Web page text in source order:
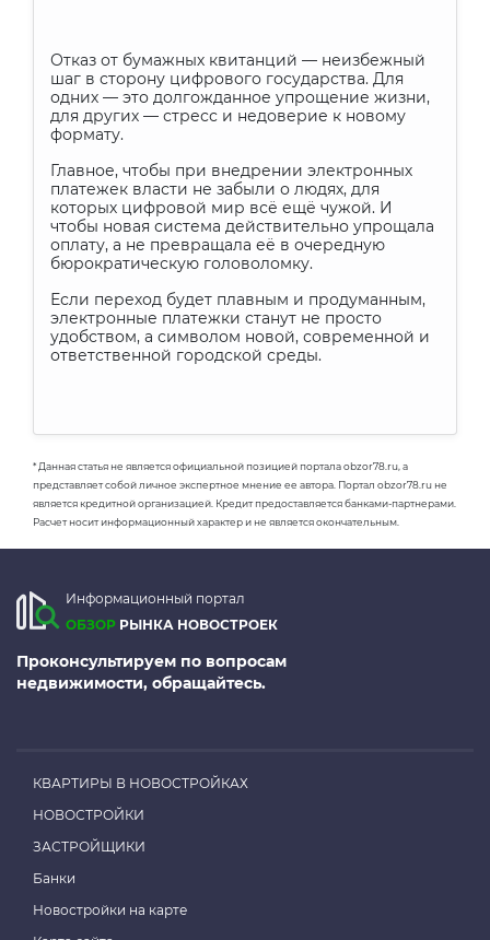
Отказ от бумажных квитанций — неизбежный
шаг в сторону цифрового государства. Для
одних — это долгожданное упрощение жизни,
для других — стресс и недоверие к новому
формату.
Главное, чтобы при внедрении электронных
платежек власти не забыли о людях, для
которых цифровой мир всё ещё чужой. И
чтобы новая система действительно упрощала
оплату, а не превращала её в очередную
бюрократическую головоломку.
Если переход будет плавным и продуманным,
электронные платежки станут не просто
удобством, а символом новой, современной и
ответственной городской среды.
* Данная статья не является официальной позицией портала obzor78.ru, а
представляет собой личное экспертное мнение ее автора. Портал obzor78.ru не
является кредитной организацией. Кредит предоставляется банками-партнерами.
Расчет носит информационный характер и не является окончательным.
Информационный портал
ОБЗОР РЫНКА НОВОСТРОЕК
Проконсультируем по вопросам
недвижимости, обращайтесь.
КВАРТИРЫ В НОВОСТРОЙКАХ
НОВОСТРОЙКИ
ЗАСТРОЙЩИКИ
Банки
Новостройки на карте